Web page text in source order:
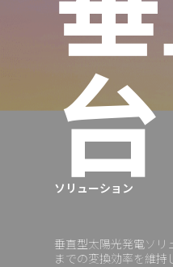
AT 3.0
TAI-Simple
TAI-Universal
折板屋根
瓦屋根
陸屋根
ソーラーカー
ソーラーシェ
発電事業者
会社概要
台
ソリューション
垂直型太陽光発電ソ
までの変換効率を維持